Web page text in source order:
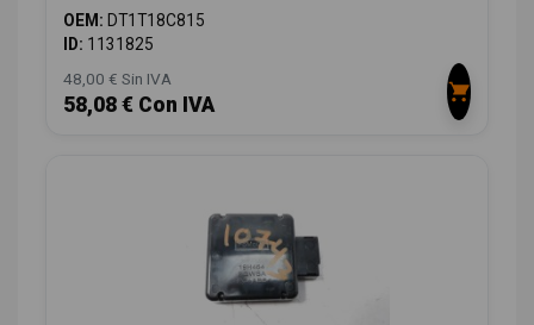
OEM: DT1T18C815
ID: 1131825
48,00 € Sin IVA
58,08 € Con IVA